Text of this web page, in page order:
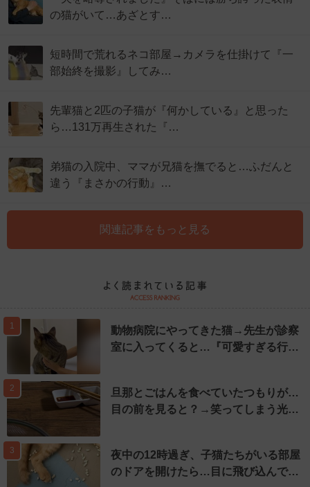
の猫がいて…あざとす…
短時間で荒れるネコ部屋→カメラを仕掛けて『一
部始終を撮影』してみ…
先輩猫と2匹の子猫が『何かしている』と思った
ら…131万再生された『…
弟猫の入院中、ママが兄猫を撫でると…ふだんと
違う『まさかの行動』…
関連記事をもっと見る
1
動物病院にやってきた猫→先生が診察
室に入ってくると…『可愛すぎる行…
2
旦那とごはんを食べていたつもりが…
目の前を見ると？→笑ってしまう光…
3
夜中の12時過ぎ、子猫たちがいる部屋
のドアを開けたら…目に飛び込んで…